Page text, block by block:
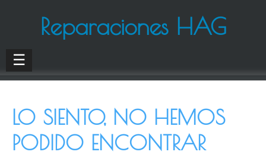
Reparaciones HAG
☰
LO SIENTO, NO HEMOS
PODIDO ENCONTRAR